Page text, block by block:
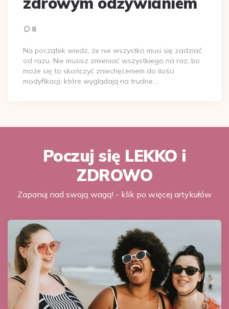
8
Na początek wiedz, że nie wszystko musi się zadziać
od razu. Nie musisz zmieniać wszystkiego na raz, bo
może się to skończyć zniechęceniem do ilości
modyfikacji, które wyglądają na trudne….
Poczuj się LEKKO i
ZDROWO
Zapanuj nad swoją wagą! - klik po więcej artykułów